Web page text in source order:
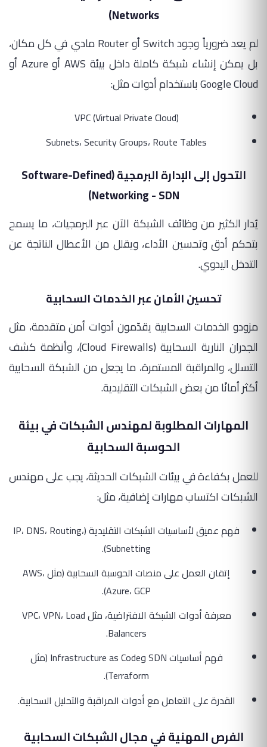
Networks)
لم يعد ضرورياً وجود Switch أو Router مادي في كل مكان،
بل يمكن إنشاء شبكة كاملة داخل بيئة AWS أو Azure أو
Google Cloud باستخدام أدوات مثل:
VPC (Virtual Private Cloud)
Subnets، Security Groups، Route Tables
التحول إلى الإدارة البرمجية (Software-Defined
Networking - SDN)
يُدار الكثير من وظائف الشبكة الآن عبر البرمجيات، ما يسمح
بتحكم أدق وتحسين الأداء، ويقلل من الأعطال الناتجة عن
التدخل اليدوي.
تحسين الأمان عبر الخدمات السحابية
مزودو الخدمات السحابية يقدّمون أدوات أمن متقدمة، مثل
الجدران النارية السحابية (Cloud Firewalls)، وأنظمة كشف
التسلل، والمراقبة المستمرة، ما يجعل من الشبكة السحابية
أكثر أمانًا من بعض الشبكات التقليدية.
المهارات المطلوبة لمهندس الشبكات في بيئة
الحوسبة السحابية
للعمل بكفاءة في بيئات الشبكات الحديثة، يجب على مهندس
الشبكات اكتساب مهارات إضافية، مثل:
فهم عميق لأساسيات الشبكات التقليدية (IP، DNS، Routing،
Subnetting).
إتقان العمل على منصات الحوسبة السحابية (مثل AWS،
Azure، GCP).
معرفة أدوات الشبكة الافتراضية، مثل VPC، VPN، Load
Balancers.
فهم أساسيات SDN وInfrastructure as Code (مثل
Terraform).
القدرة على التعامل مع أدوات المراقبة والتحليل السحابية.
الفرص المهنية في مجال الشبكات السحابية